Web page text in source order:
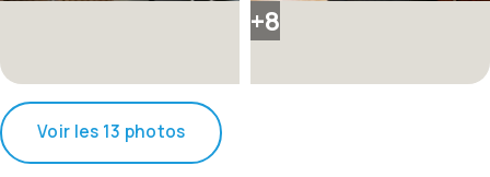
+8
Voir les 13 photos